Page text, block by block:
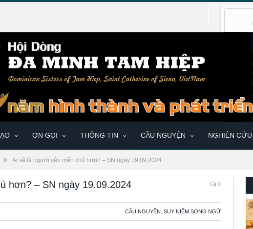
ƠN GỌI THÔNG TIN CẦU NGUYỆN NGHIÊN CỨU
» Ai sẽ là người yêu mến chủ hơn? – SN ngày 19.09.2024
hơn? – SN ngày 19.09.2024 0
CẦU NGUYỆN SUY NIỆM SONG NGỮ